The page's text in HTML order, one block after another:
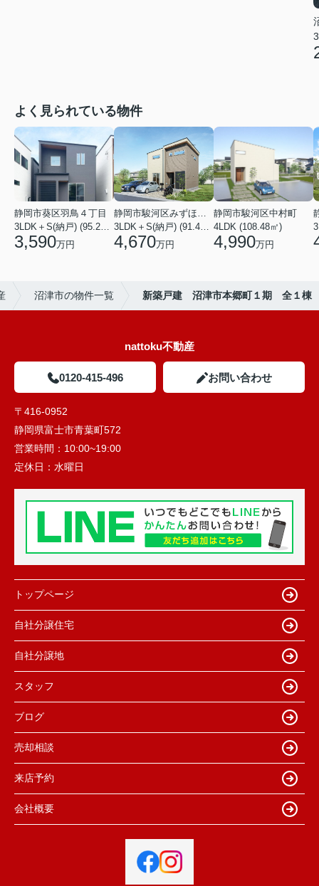
よく見られている物件
静岡市葵区羽鳥４丁目
3,590万円 4,670万円
静岡市駿河区中村町
4LDK (108.48㎡)
4,990万円
沼津市の物件一覧 新築戸建 沼津市本郷町１期 全１棟
nattoku不動産
0120-415-496 お問い合わせ
〒416-0952
静岡県富士市青葉町572
営業時間： 10:00~19:00
定休日： 水曜日
トップページ
自社分譲住宅
自社分譲地
スタッフ
ブログ
売却相談
来店予約
会社概要